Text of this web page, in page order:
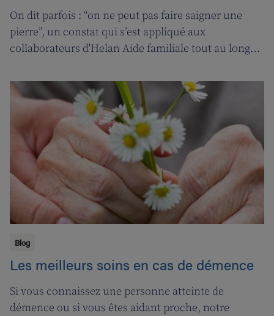
On dit parfois : “on ne peut pas faire saigner une
pierre”, un constat qui s’est appliqué aux
collaborateurs d'Helan Aide familiale tout au long
pourquoi nous avons fait appel aux services de la
‘ligne d’oxygène’ pour donner l’occasion de souffler à
nos soignant(e)s, et leur permettre ainsi de pouvoir
encore mieux s’occuper de leurs clients.
Blog
Les meilleurs soins en cas de démence
Si vous connaissez une personne atteinte de
démence ou si vous êtes aidant proche, notre